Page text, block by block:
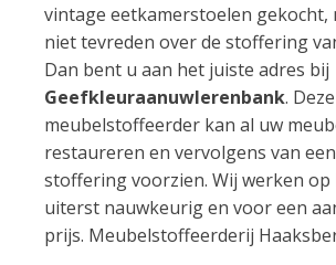
vintage eetkamerstoelen gekocht,
niet tevreden over de stoffering
Dan bent u aan het juiste adres bij
Geefkleuraanuwlerenbank. Deze
meubelstoffeerder kan al uw
restaureren en vervolgens van
stoffering voorzien. Wij werken op
uiterst nauwkeurig en voor een
prijs. Meubelstoffeerderij